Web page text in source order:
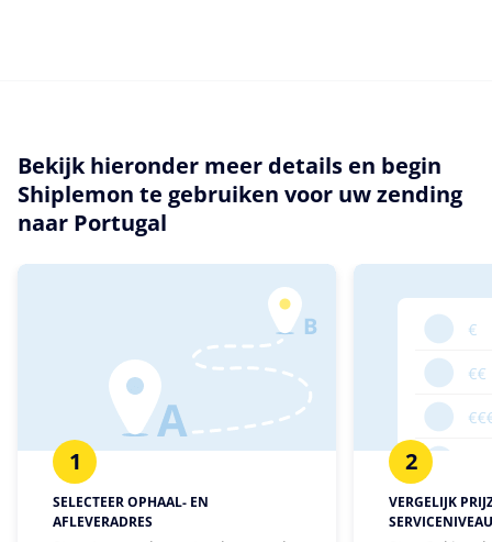
Bekijk hieronder meer details en begin
Shiplemon te gebruiken voor uw zending
naar Portugal
1
SELECTEER OPHAAL- EN
AFLEVERADRES
2
VERGELIJK